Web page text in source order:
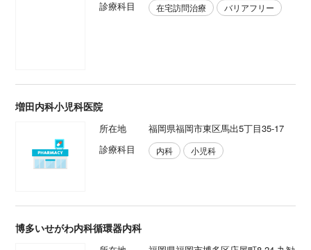
博多いせがわ内科循環器内科